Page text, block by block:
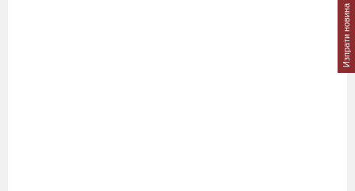
Изпрати новина